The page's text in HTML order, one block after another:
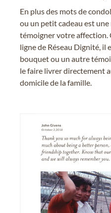
En plus des mots de
ou un petit cadeau est
témoigner votre affection.
ligne de Réseau Dignité, il
bouquet ou un autre
le faire livrer directement
domicile de la famille.